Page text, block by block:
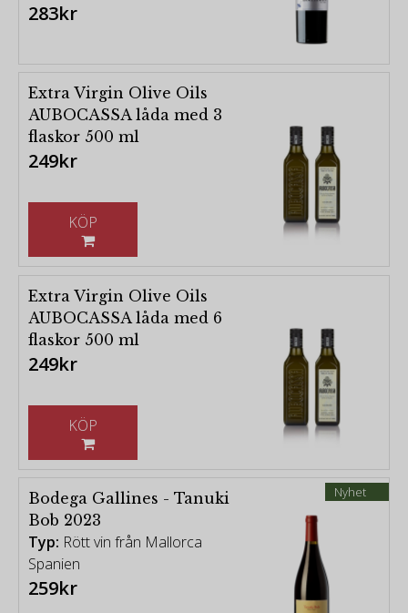
283kr
Extra Virgin Olive Oils
AUBOCASSA låda med 3
flaskor 500 ml
249kr
Extra Virgin Olive Oils
AUBOCASSA låda med 6
flaskor 500 ml
249kr
Nyhet
Bodega Gallines - Tanuki
Bob 2023
Typ: Rött vin från Mallorca
Spanien
259kr